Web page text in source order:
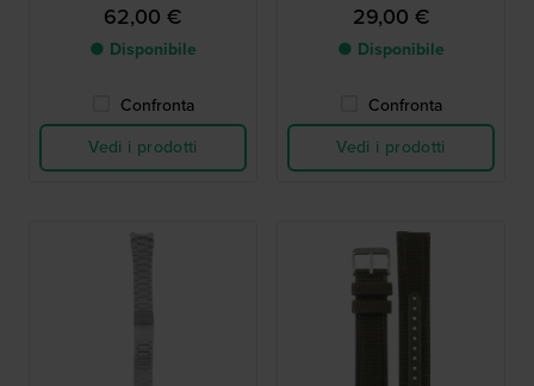
62,00 €
● Disponibile
Confronta
Vedi i prodotti
29,00 €
● Disponibile
Confronta
Vedi i prodotti